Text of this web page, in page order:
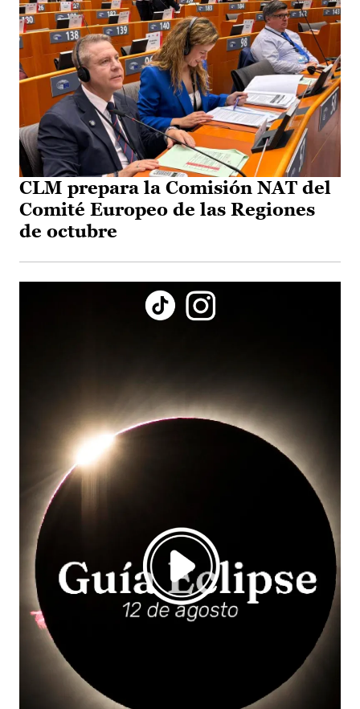
CLM prepara la Comisión NAT del
Comité Europeo de las Regiones
de octubre